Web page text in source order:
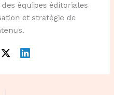
des équipes éditoriales
et stratégie de